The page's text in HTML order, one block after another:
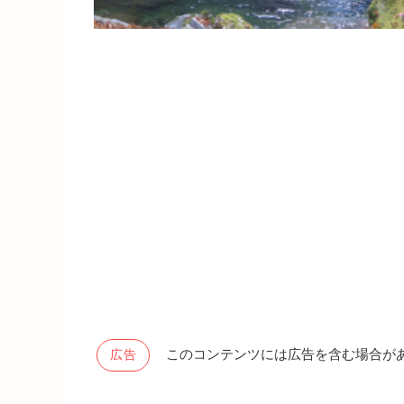
広告 このコンテンツには広告を含む場合が